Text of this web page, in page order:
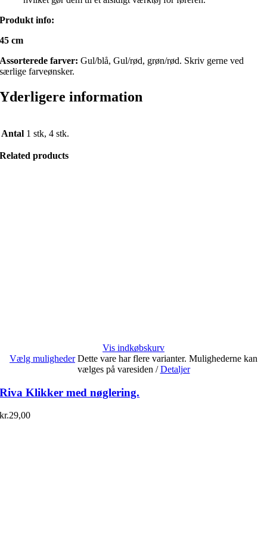
Produkt info:
45 cm
Assorterede farver: Gul/blå, Gul/rød, grøn/rød. Skriv gerne ved
særlige farveønsker.
Yderligere information
Antal 1 stk, 4 stk.
Related products
Vis indkøbskurv
Vælg muligheder Dette vare har flere varianter. Mulighederne kan
vælges på varesiden / Detaljer
Riva Klikker med nøglering.
kr.29,00